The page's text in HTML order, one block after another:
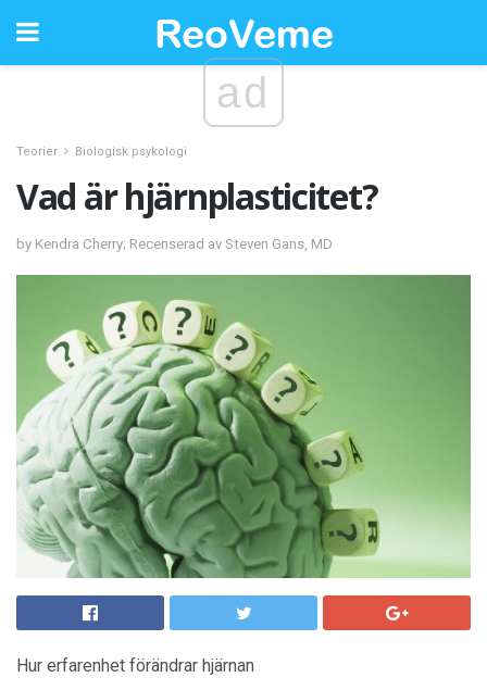
ad
Teorier Biologisk psykologi
Vad är hjärnplasticitet?
by Kendra Cherry; Recenserad av Steven Gans, MD
Hur erfarenhet förändrar hjärnan